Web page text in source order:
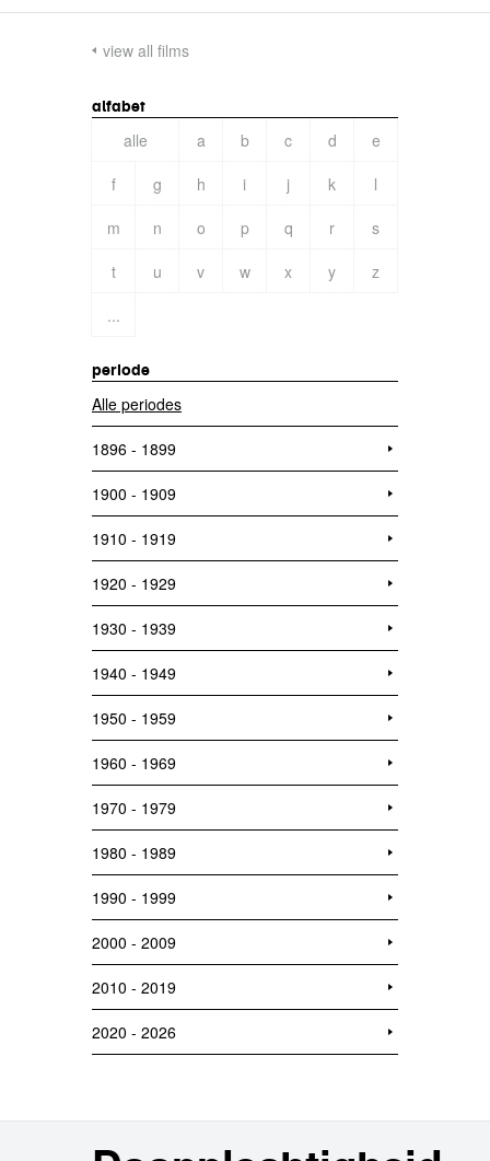
view all films
alfabet
alle a b c d
e
f
g h i j k
l
m
n o p q r
s
t
u v w x y
z
...
periode
Alle periodes
1896 - 1899
1900 - 1909
1910 - 1919
1920 - 1929
1930 - 1939
1940 - 1949
1950 - 1959
1960 - 1969
1970 - 1979
1980 - 1989
1990 - 1999
2000 - 2009
2010 - 2019
2020 - 2026